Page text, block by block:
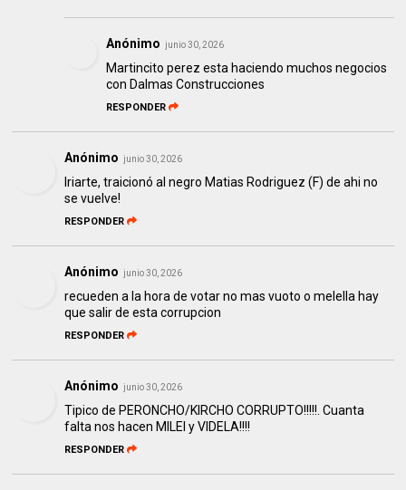
Anónimo junio 30, 2026
Martincito perez esta haciendo muchos negocios
con Dalmas Construcciones
RESPONDER
Anónimo junio 30, 2026
Iriarte, traicionó al negro Matias Rodriguez (F) de ahi no
se vuelve!
RESPONDER
Anónimo junio 30, 2026
recueden a la hora de votar no mas vuoto o melella hay
que salir de esta corrupcion
RESPONDER
Anónimo junio 30, 2026
Tipico de PERONCHO/KIRCHO CORRUPTO!!!!!. Cuanta
falta nos hacen MILEI y VIDELA!!!!
RESPONDER